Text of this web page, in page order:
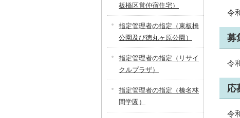
令
募
令
応
令
板橋区営仲宿住宅）
指定管理者の指定（東板橋
公園及び徳丸ヶ原公園）
指定管理者の指定（リサイ
クルプラザ）
指定管理者の指定（榛名林
間学園）